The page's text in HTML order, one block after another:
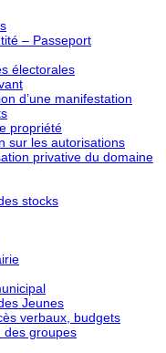
– Passeport
électorales
d’une manifestation
propriété
sur les autorisations
privative du domaine
stocks
Jeunes
verbaux, budgets
des groupes